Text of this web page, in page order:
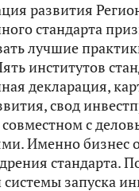
развития
стандарта
лучшие
институтов
декларация,
свод
с
Именно бизнес
стандарта.
запуска